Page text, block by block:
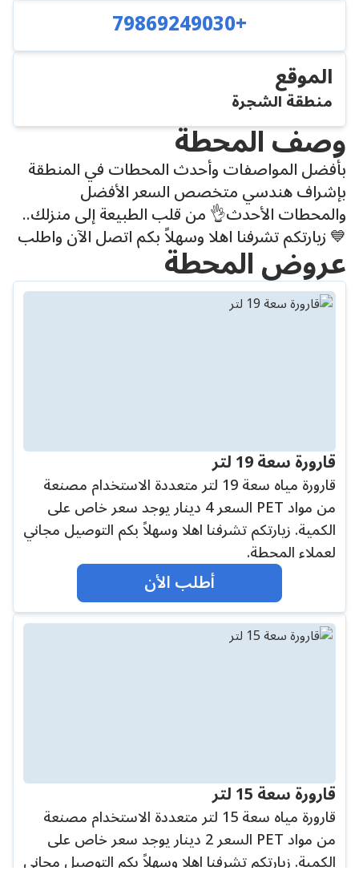
+79869249030
الموقع
منطقة الشجرة
وصف المحطة
بأفضل المواصفات وأحدث المحطات في المنطقة
بإشراف هندسي متخصص السعر الأفضل
والمحطات الأحدث👌 من قلب الطبيعة إلى منزلك..
💙 زيارتكم تشرفنا اهلا وسهلاً بكم اتصل الآن واطلب
عروض المحطة
قارورة سعة 19 لتر
قارورة مياه سعة 19 لتر متعددة الاستخدام مصنعة
من مواد PET السعر 4 دينار يوجد سعر خاص على
الكمية. زيارتكم تشرفنا اهلا وسهلاً بكم التوصيل مجاني
لعملاء المحطة.
أطلب الأن
قارورة سعة 15 لتر
قارورة مياه سعة 15 لتر متعددة الاستخدام مصنعة
من مواد PET السعر 2 دينار يوجد سعر خاص على
الكمية. زيارتكم تشرفنا اهلا وسهلاً بكم التوصيل مجاني